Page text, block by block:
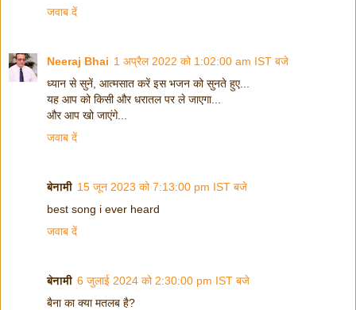
जवाब दें
Neeraj Bhai 1 अप्रैल 2022 को 1:02:00 am IST बजे
ध्यान से सुनें, आत्मसात करें इस भजन को सुनते हुए...
यह आप को किसी और धरातल पर ले जाएगा...
और आप खो जाएंगे...
जवाब दें
बेनामी 15 जून 2023 को 7:13:00 pm IST बजे
best song i ever heard
जवाब दें
बेनामी 6 जुलाई 2024 को 2:30:00 pm IST बजे
बैना का क्या मतलब है?